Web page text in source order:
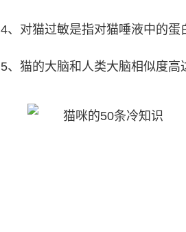
4、对猫过敏是指对猫唾液中的蛋
5、猫的大脑和人类大脑相似度高